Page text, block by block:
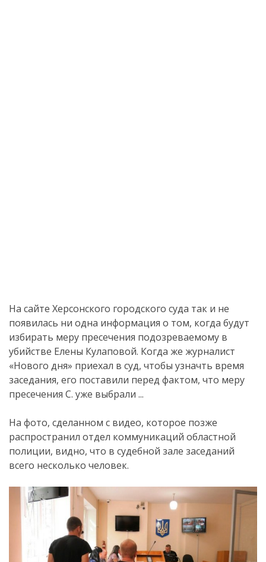
На сайте Херсонского городского суда так и не
появилась ни одна информация о том, когда будут
избирать меру пресечения подозреваемому в
убийстве Елены Кулаповой. Когда же журналист
«Нового дня» приехал в суд, чтобы узначть время
заседания, его поставили перед фактом, что меру
пресечения С. уже выбрали ...
На фото, сделанном с видео, которое позже
распространил отдел коммуникаций областной
полиции, видно, что в судебной зале заседаний
всего несколько человек.